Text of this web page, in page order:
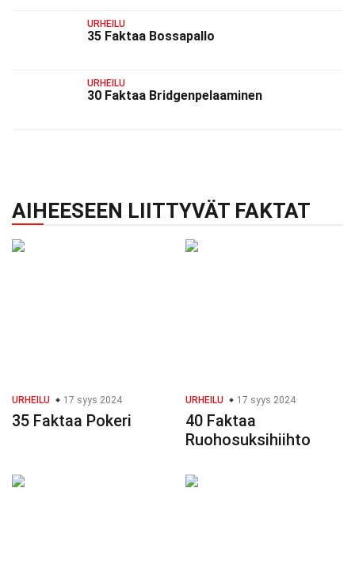
URHEILU
35 Faktaa Bossapallo
URHEILU
30 Faktaa Bridgenpelaaminen
AIHEESEEN LIITTYVÄT FAKTAT
URHEILU 17 syys 2024
35 Faktaa Pokeri
URHEILU 17 syys 2024
40 Faktaa
Ruohosuksihiihto